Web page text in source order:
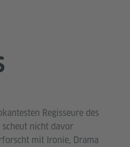
Regisseure des
scheut nicht davor
mit Ironie, Drama